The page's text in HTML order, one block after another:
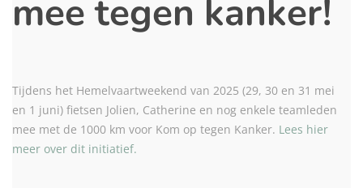
mee tegen kanker!
Tijdens het Hemelvaartweekend van 2025 (29, 30 en 31 mei
en 1 juni) fietsen Jolien, Catherine en nog enkele teamleden
mee met de 1000 km voor Kom op tegen Kanker. Lees hier
meer over dit initiatief.